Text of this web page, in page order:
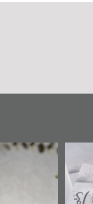
عن
تصنيف
للوثائق
يقدمه